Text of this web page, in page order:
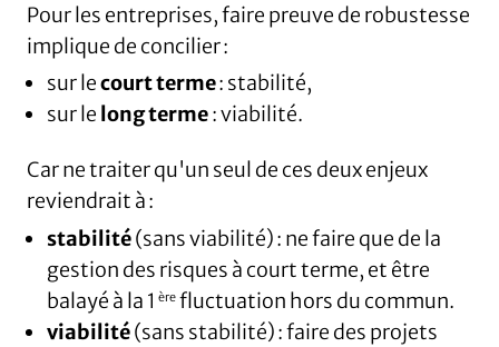
Pour les entreprises, faire preuve de robustesse
implique de concilier :
sur lecourt terme: stabilité,
sur le long terme: viabilité.
Car ne traiter qu'un seul de ces deux enjeux
reviendrait à :
stabilité(sans viabilité) : ne faire que de la
gestion des risques à court terme, et être
balayé à la 1 ère fluctuation hors du commun.
viabilité(sans stabilité) : faire des projets